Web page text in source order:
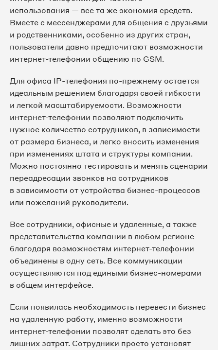
использования — все та же экономия средств.
Вместе с мессенджерами для общения с друзьями
и родственниками, особенно из других стран,
пользователи давно предпочитают возможности
интернет-телефонии общению по GSM.
Для офиса IP-телефония по-прежнему остается
идеальным решением благодаря своей гибкости
и легкой масштабируемости. Возможности
интернет-телефонии позволяют подключить
нужное количество сотрудников, в зависимости
от размера бизнеса, и легко вносить изменения
при изменениях штата и структуры компании.
Можно постоянно тестировать и менять сценарии
переадресации звонков на сотрудников
в зависимости от устройства бизнес-процессов
или пожеланий руководители.
Все сотрудники, офисные и удаленные, а также
представительства компании в любом регионе
благодаря возможностям интернет-телефонии
объединены в одну сеть. Все коммуникации
осуществляются под едиными бизнес-номерами
в общем интерфейсе.
Если появилась необходимость перевести бизнес
на удаленную работу, именно возможности
интернет-телефонии позволят сделать это без
лишних затрат. Сотрудники просто установят